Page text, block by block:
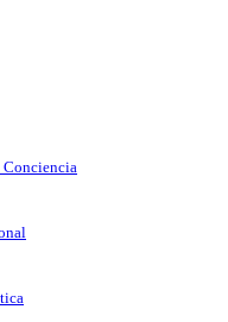
Conciencia